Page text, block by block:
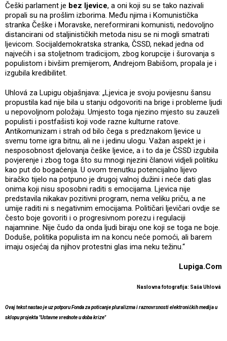
Češki parlament je bez ljevice, a oni koji su se tako nazivali
propali su na prošlim izborima. Među njima i Komunistička
stranka Češke i Moravske, nereformirani komunisti, nedovoljno
distancirani od staljinističkih metoda nisu se ni mogli smatrati
ljevicom. Socijaldemokratska stranka, ČSSD, nekad jedna od
najvećih i sa stoljetnom tradicijom, zbog korupcije i šurovanja s
populistom i bivšim premijerom, Andrejom Babišom, propala je i
izgubila kredibilitet.
Uhlová za Lupigu objašnjava: „Ljevica je svoju povijesnu šansu
propustila kad nije bila u stanju odgovoriti na brige i probleme ljudi
u nepovoljnom položaju. Umjesto toga njezino mjesto su zauzeli
populisti i postfašisti koji vode razne kulturne ratove.
Antikomunizam i strah od bilo čega s predznakom ljevice u
svemu tome igra bitnu, ali ne i jedinu ulogu. Važan aspekt je i
nesposobnost djelovanja češke ljevice, a i to da je ČSSD izgubila
povjerenje i zbog toga što su mnogi njezini članovi vidjeli politiku
kao put do bogaćenja. U ovom trenutku potencijalno lijevo
biračko tijelo na potpuno je drugoj valnoj dužini i neće dati glas
onima koji nisu sposobni raditi s emocijama. Ljevica nije
predstavila nikakav pozitivni program, nema veliku priču, a ne
umije raditi ni s negativnim emocijama. Političari ljevičari ovdje se
često boje govoriti i o progresivnom porezu i regulaciji
najamnine. Nije čudo da onda ljudi biraju one koji se toga ne boje.
Doduše, politika populista im na koncu neće pomoći, ali barem
imaju osjećaj da njihov protestni glas ima neku težinu.“
Lupiga.Com
Naslovna fotografija: Saša Uhlová
Ovaj tekst nastao je uz potporu Fonda za poticanje pluralizma i raznovrsnosti elektroničkih medija u
sklopu projekta "Ustavne vrednote u doba krize"